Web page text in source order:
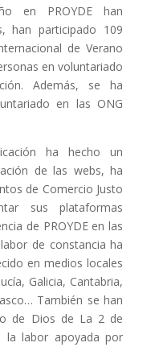
en PROYDE han
han participado 109
de Verano
en voluntariado
Además, se ha
en las ONG
ha hecho un
de las webs, ha
de Comercio Justo
sus plataformas
de PROYDE en las
de constancia ha
en medios locales
Galicia, Cantabria,
También se han
de Dios de La 2 de
la labor apoyada por